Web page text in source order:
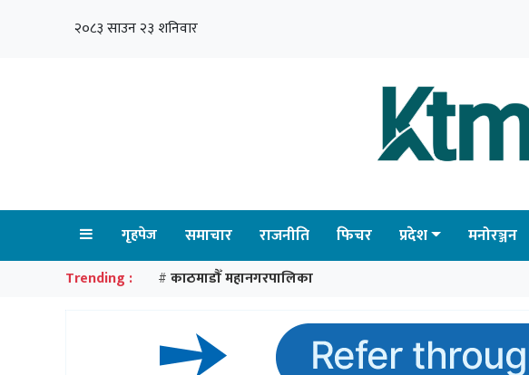
२०८३ साउन २३ शनिवार
गृहपेज समाचार राजनीति फिचर प्रदेश मनोरञ्जन
Trending : # काठमाडौँ महानगरपालिका